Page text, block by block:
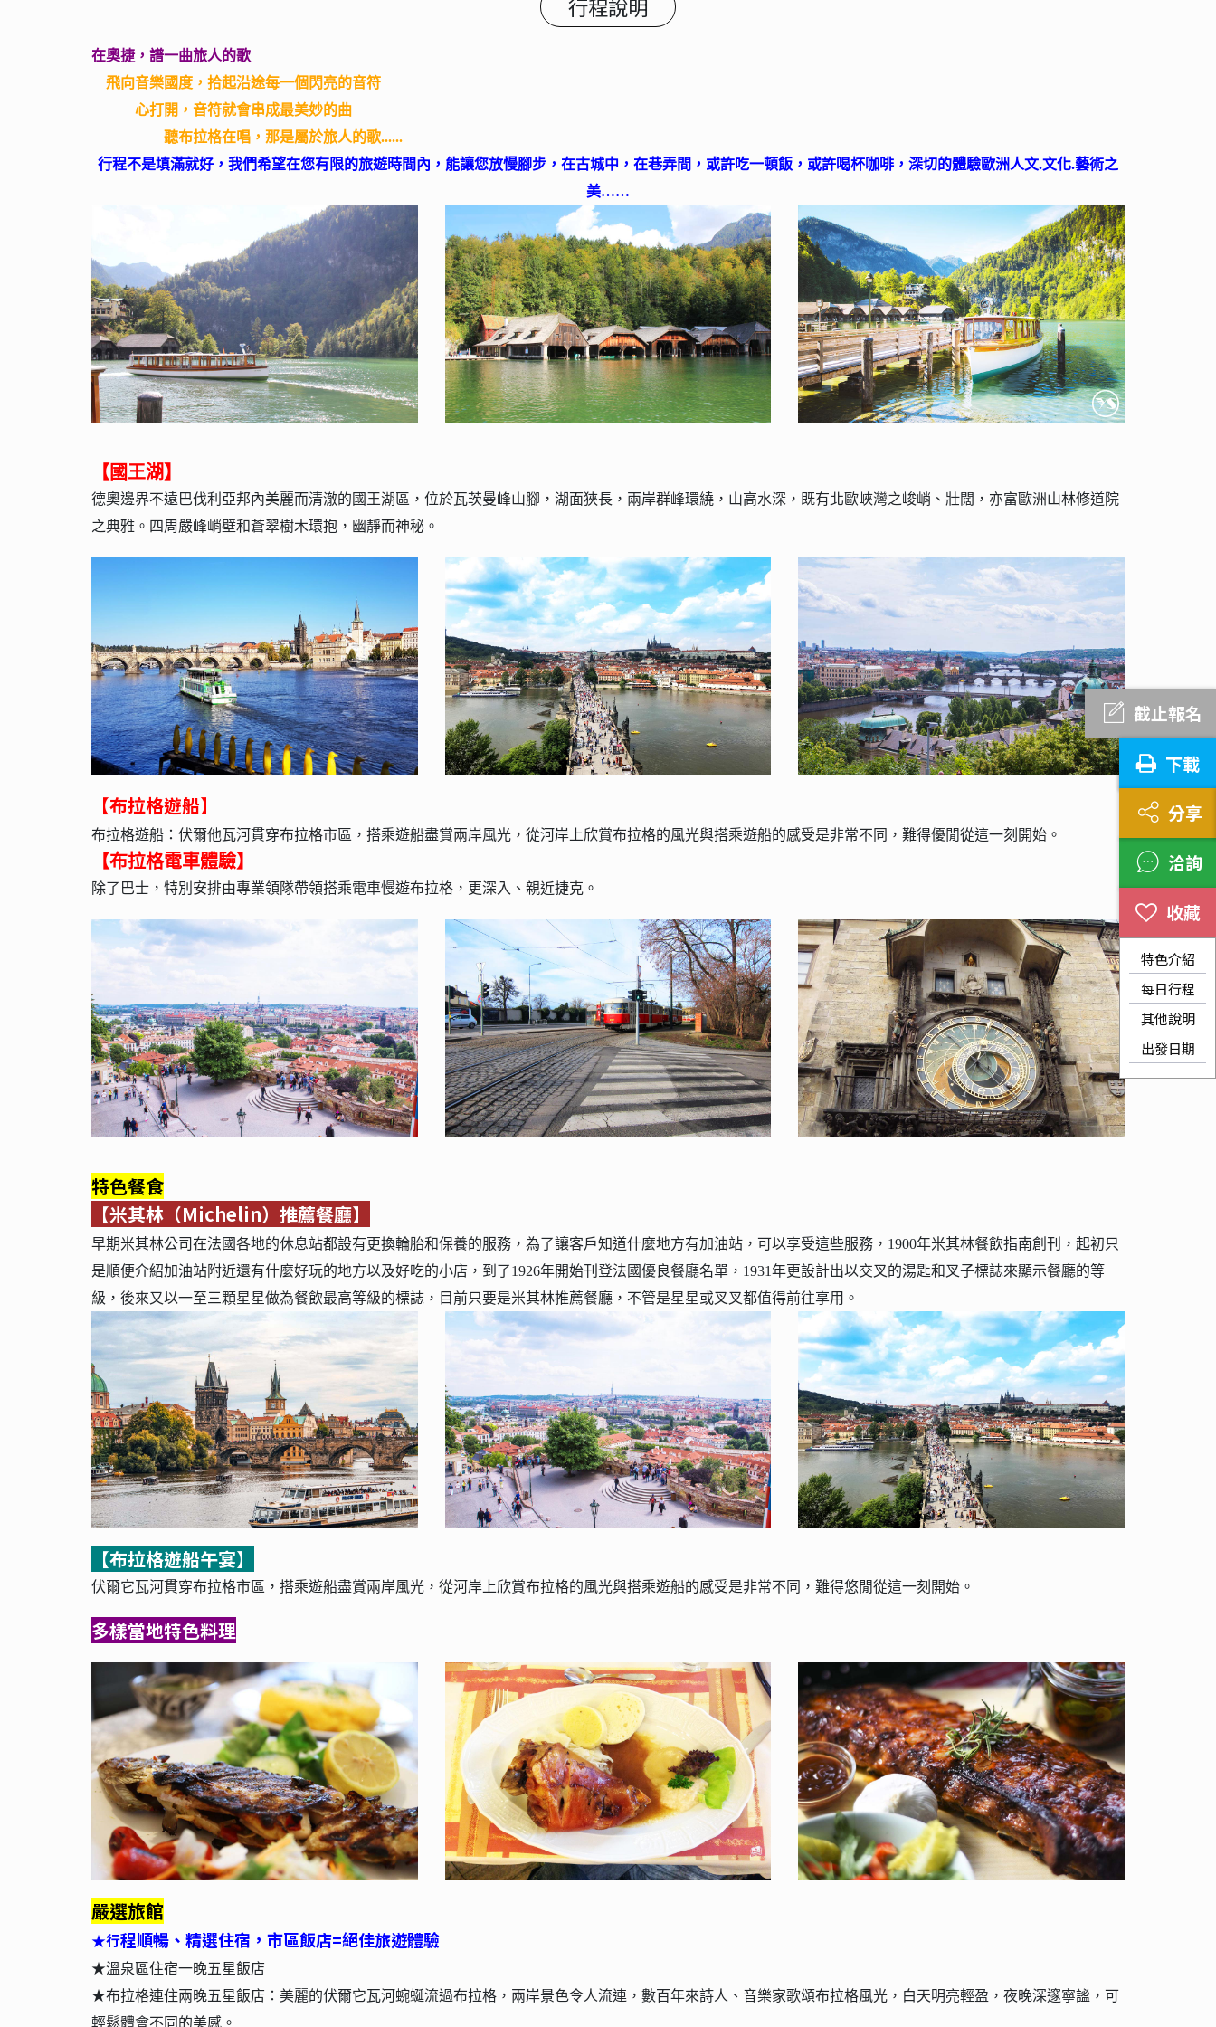
截止報名
下載
分享
洽詢
特色介紹
每日行程
其他說明
出發日期
行程說明
在奧捷，譜一曲旅人的歌
飛向音樂國度，拾起沿途每一個閃亮的音符
心打開，音符就會串成最美妙的曲
聽布拉格在唱，那是屬於旅人的歌......
行程不是填滿就好，我們希望在您有限的旅遊時間內，能讓您放慢腳步，在古城中，在巷弄間，或許吃一頓飯，或許喝杯咖啡，深切的體驗歐洲人文.文化.藝術之
美……
【國王湖】
德奧邊界不遠巴伐利亞邦內美麗而清澈的國王湖區，位於瓦茨曼峰山腳，湖面狹長，兩岸群峰環繞，山高水深，既有北歐峽灣之峻峭、壯闊，亦富歐洲山林修道院
之典雅。四周嚴峰峭壁和蒼翠樹木環抱，幽靜而神秘。
【布拉格遊船】
布拉格遊船：伏爾他瓦河貫穿布拉格市區，搭乘遊船盡賞兩岸風光，從河岸上欣賞布拉格的風光與搭乘遊船的感受是非常不同，難得優閒從這一刻開始。
【布拉格電車體驗】
除了巴士，特別安排由專業領隊帶領搭乘電車慢遊布拉格，更深入、親近捷克。
特色餐食
【米其林（Michelin）推薦餐廳】
早期米其林公司在法國各地的休息站都設有更換輪胎和保養的服務，為了讓客戶知道什麼地方有加油站，可以享受這些服務，1900年米其林餐飲指南創刊，起初只
是順便介紹加油站附近還有什麼好玩的地方以及好吃的小店，到了1926年開始刊登法國優良餐廳名單，1931年更設計出以交叉的湯匙和叉子標誌來顯示餐廳的等
級，後來又以一至三顆星星做為餐飲最高等級的標誌，目前只要是米其林推薦餐廳，不管是星星或叉叉都值得前往享用。
【布拉格遊船午宴】
伏爾它瓦河貫穿布拉格市區，搭乘遊船盡賞兩岸風光，從河岸上欣賞布拉格的風光與搭乘遊船的感受是非常不同，難得悠閒從這一刻開始。
多樣當地特色料理
嚴選旅館
★行程順暢、精選住宿，市區飯店=絕佳旅遊體驗
★溫泉區住宿一晚五星飯店
★布拉格連住兩晚五星飯店： 美麗的伏爾它瓦河蜿蜒流過布拉格，兩岸景色令人流連，數百年來詩人、音樂家歌頌布拉格風光，白天明亮輕盈，夜晚深邃寧謐，可
輕鬆體會不同的美感。